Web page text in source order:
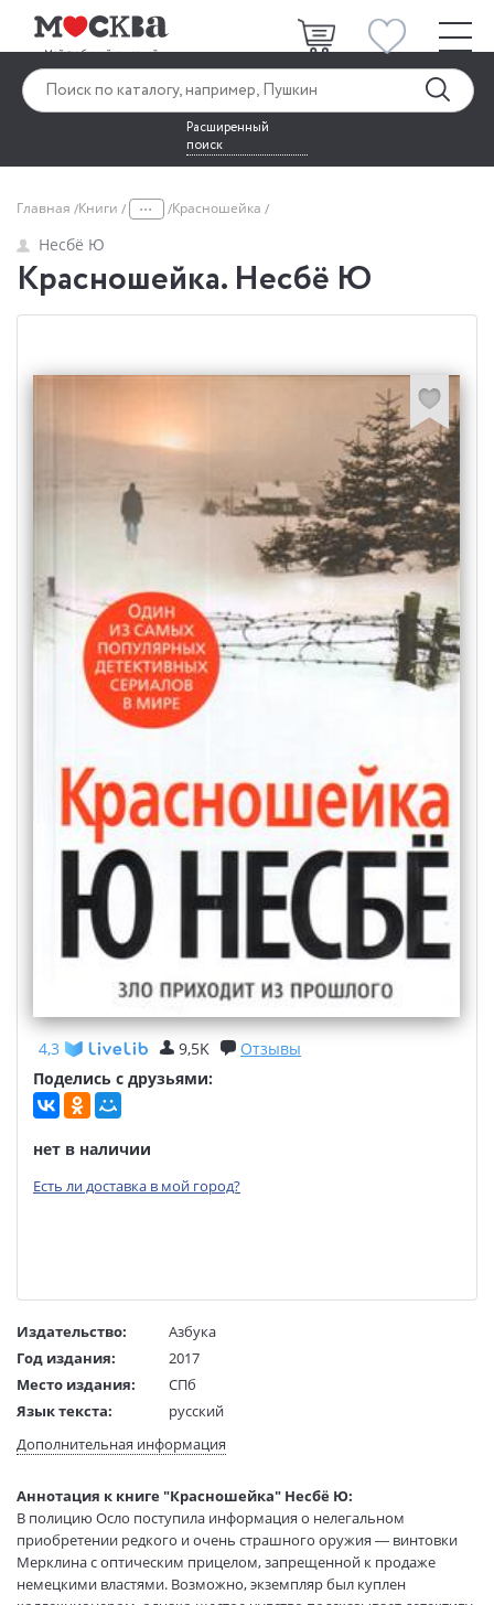
Расширенный
поиск
Главная Книги ... Красношейка
Несбё Ю
Красношейка. Несбё Ю
4,3 9,5K
Отзывы
Поделись с друзьями:
нет в наличии
Есть ли доставка в мой город?
Издательство:
Азбука
Год издания:
2017
Место издания:
СПб
Язык текста:
русский
Язык оригинала:
норвежский
Тип обложки:
Твердый переплет
Формат:
60х90 1/16
Размеры в мм
(ДхШхВ):
212x147x26
Вес:
560 гр.
Дополнительная информация
Аннотация к книге "Красношейка" Несбё Ю:
В полицию Осло поступила информация о нелегальном
приобретении редкого и очень страшного оружия — винтовки
Мерклина с оптическим прицелом, запрещенной к продаже
немецкими властями. Возможно, экземпляр был куплен